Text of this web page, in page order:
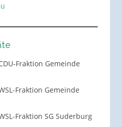
Fraktion Gemeinde
Fraktion Gemeinde
Fraktion SG Suderburg